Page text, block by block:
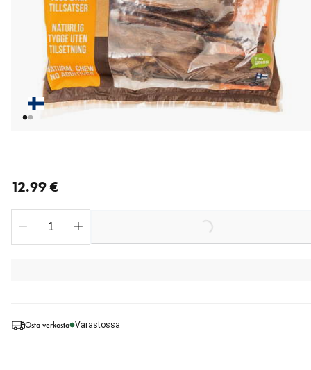
Osta verkosta Varastossa
12.99 €
Loading...